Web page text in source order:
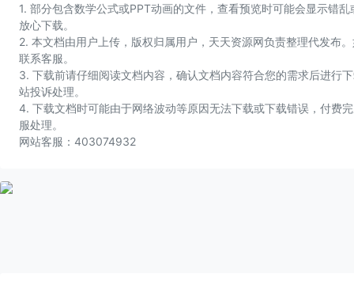
1. 部分包含数学公式或PPT动画的文件，查看预览时可能会显示错
放心下载。
2. 本文档由用户上传，版权归属用户，天天资源网负责整理代发布
联系客服。
3. 下载前请仔细阅读文档内容，确认文档内容符合您的需求后进行
站投诉处理。
4. 下载文档时可能由于网络波动等原因无法下载或下载错误，付费
服处理。
网站客服：403074932